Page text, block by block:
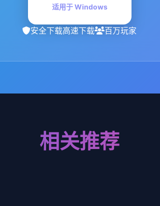
适用于 Windows
安全下载高速下载 百万玩家
相关推荐